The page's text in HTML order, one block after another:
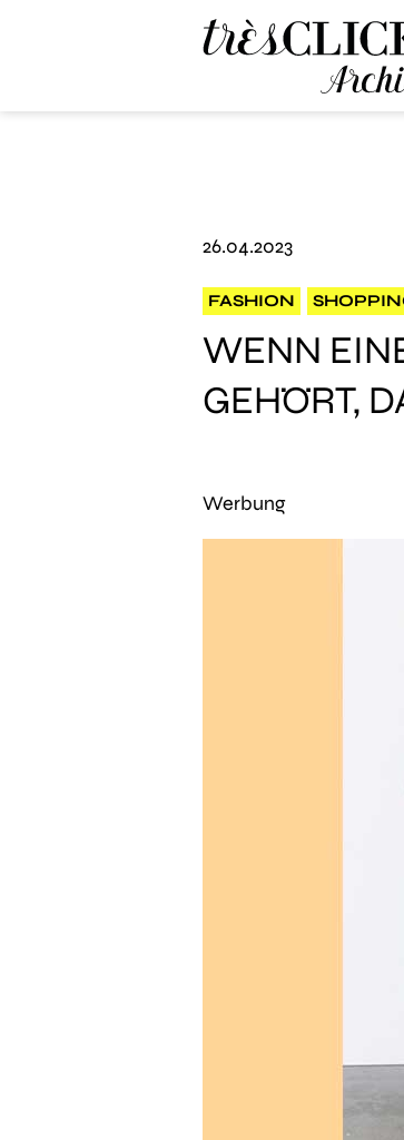
26.04.2023
FASHION
WENN
GEHÖRT,
Werbung